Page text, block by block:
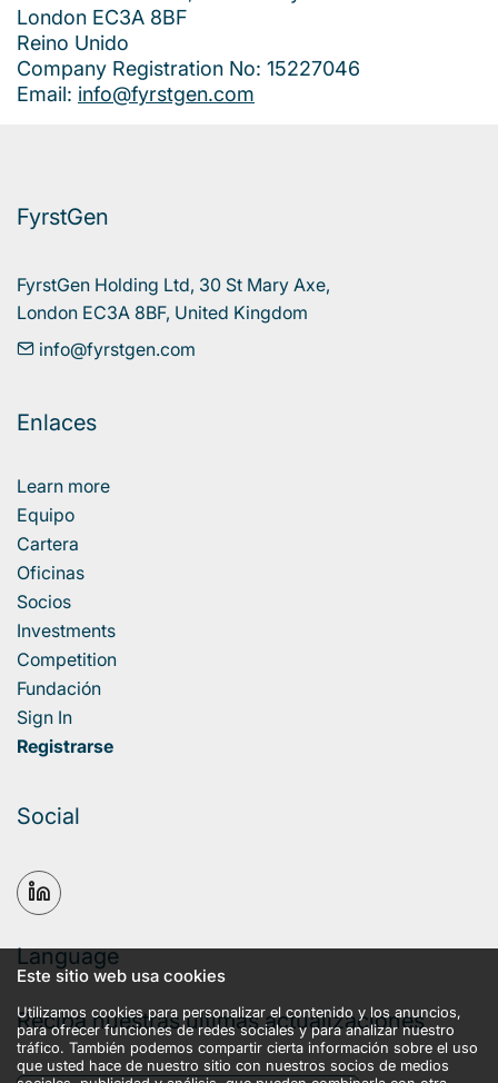
London EC3A 8BF
Reino Unido
Company Registration No: 15227046
Email: info@fyrstgen.com
FyrstGen
FyrstGen Holding Ltd, 30 St Mary Axe,
London EC3A 8BF, United Kingdom
info@fyrstgen.com
Enlaces
Learn more
Equipo
Cartera
Oficinas
Socios
Investments
Competition
Fundación
Sign In
Registrarse
Social
Language
Reciba nuestras últimas actualizaciones
Este sitio web usa cookies
Utilizamos cookies para personalizar el contenido y los anuncios,
para ofrecer funciones de redes sociales y para analizar nuestro
tráfico. También podemos compartir cierta información sobre el uso
que usted hace de nuestro sitio con nuestros socios de medios